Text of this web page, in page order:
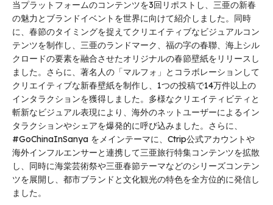
当プラットフォームのコンテンツを3回リポストし、三亜の新春
の魅力とブランドイベントを世界に向けて紹介しました。同時
に、春節のタイミングを捉えてクリエイティブなビジュアルコン
テンツを制作し、三亜のランドマーク、福の字の春聯、海上シル
クロードの要素を融合させたオリジナルの春節壁紙をリリースし
ました。さらに、著名人の「マルフォ」とコラボレーションして
クリエイティブな新春壁紙を制作し、1つの投稿で14万件以上の
インタラクションを獲得しました。多様なクリエイティビティと
斬新なビジュアル表現により、海外のネットユーザーによるイン
タラクションやシェアを爆発的に呼び込みました。さらに、
#GoChinaInSanya をメインテーマに、Ctrip公式アカウントや
海外インフルエンサーと連携して三亜旅行特集コンテンツを拡散
し、同時に海棠芸術祭や三亜春節テーマなどのシリーズコンテン
ツを展開し、都市ブランドと文化観光の特色を全方位的に発信し
ました。